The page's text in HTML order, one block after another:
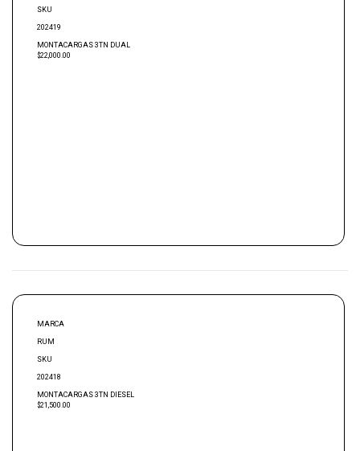
SKU
202419
MONTACARGAS 3TN DUAL
$22,000.00
MARCA
RUM
SKU
202418
MONTACARGAS 3TN DIESEL
$21,500.00